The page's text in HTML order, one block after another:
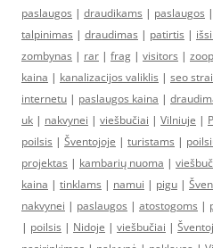
paslaugos | draudikams | paslaugos |
talpinimas | draudimas | patirtis |
zombynas | rar | frag | visitors |
kaina | kanalizacijos valiklis | seo
internetu | paslaugos kaina |
uk | nakvynei | viešbučiai | Vilniuje |
poilsis | Šventojoje | turistams |
projektas | kambarių nuoma |
kaina | tinklams | namui | pigu |
nakvynei | paslaugos | atostogoms |
| poilsis | Nidoje | viešbučiai |